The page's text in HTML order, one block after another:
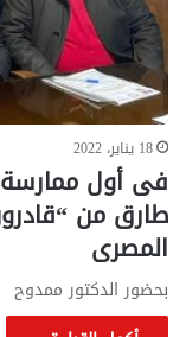
18 يناير، 2022
فى أول ممارسة
طارق من
المصرى
بحضور الدكتور ممدوح